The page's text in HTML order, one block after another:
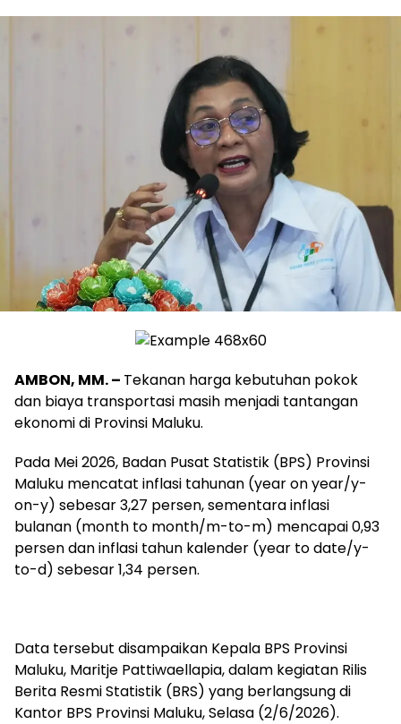
AMBON, MM. – Tekanan harga kebutuhan pokok
dan biaya transportasi masih menjadi tantangan
ekonomi di Provinsi Maluku.
Pada Mei 2026, Badan Pusat Statistik (BPS) Provinsi
Maluku mencatat inflasi tahunan (year on year/y-
on-y) sebesar 3,27 persen, sementara inflasi
bulanan (month to month/m-to-m) mencapai 0,93
persen dan inflasi tahun kalender (year to date/y-
to-d) sebesar 1,34 persen.
Data tersebut disampaikan Kepala BPS Provinsi
Maluku, Maritje Pattiwaellapia, dalam kegiatan Rilis
Berita Resmi Statistik (BRS) yang berlangsung di
Kantor BPS Provinsi Maluku, Selasa (2/6/2026).